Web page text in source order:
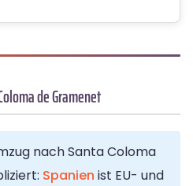
de Gramenet
nach Santa Coloma
Spanien ist EU- und